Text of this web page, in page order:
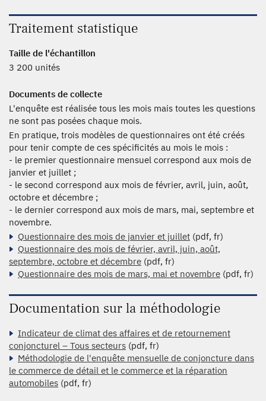
Traitement statistique
Taille de l'échantillon
3 200 unités
Documents de collecte
L'enquête est réalisée tous les mois mais toutes les questions
ne sont pas posées chaque mois.
En pratique, trois modèles de questionnaires ont été créés
pour tenir compte de ces spécificités au mois le mois :
- le premier questionnaire mensuel correspond aux mois de
janvier et juillet ;
- le second correspond aux mois de février, avril, juin, août,
octobre et décembre ;
- le dernier correspond aux mois de mars, mai, septembre et
novembre.
Questionnaire des mois de janvier et juillet (pdf, fr)
Questionnaire des mois de février, avril, juin, août,
septembre, octobre et décembre (pdf, fr)
Questionnaire des mois de mars, mai et novembre (pdf, fr)
Documentation sur la méthodologie
Indicateur de climat des affaires et de retournement
conjoncturel – Tous secteurs (pdf, fr)
Méthodologie de l'enquête mensuelle de conjoncture dans
le commerce de détail et le commerce et la réparation
automobiles (pdf, fr)